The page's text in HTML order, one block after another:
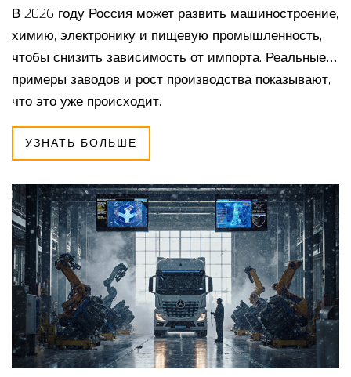
В 2026 году Россия может развить машиностроение,
химию, электронику и пищевую промышленность,
чтобы снизить зависимость от импорта. Реальные
примеры заводов и рост производства показывают,
что это уже происходит.
УЗНАТЬ БОЛЬШЕ